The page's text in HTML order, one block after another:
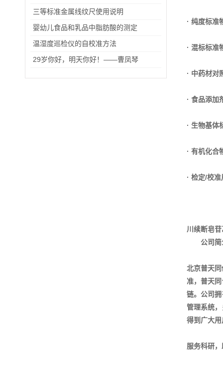
三等标准金属线纹尺使用说明
婴幼儿食品和乳品中脂肪酸的测定
温湿度巡检仪的自校准方法
29岁你好，明天你好！——曹凤琴
· 纯度标准
· 混标标准
· 中药材对
· 食品添加
· 生物基体
· 有机化合
· 检定/校
川续断皂
公司简
北京普天
准，普天
链。公司
管理系统
得到广大
服务科研